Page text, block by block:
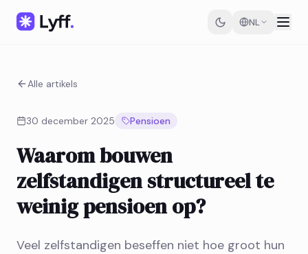
NL
Alle artikels
30 december 2025 Pensioen
Waarom bouwen
zelfstandigen structureel te
weinig pensioen op?
Veel zelfstandigen beseffen niet hoe groot hun